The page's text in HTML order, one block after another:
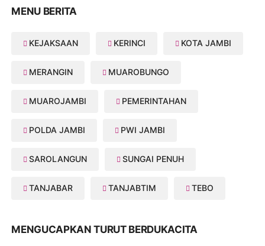
MENU BERITA
KEJAKSAAN KERINCI KOTA JAMBI
MERANGIN MUAROBUNGO
MUAROJAMBI PEMERINTAHAN
POLDA JAMBI PWI JAMBI
SAROLANGUN SUNGAI PENUH
TANJABAR TANJABTIM TEBO
MENGUCAPKAN TURUT BERDUKACITA